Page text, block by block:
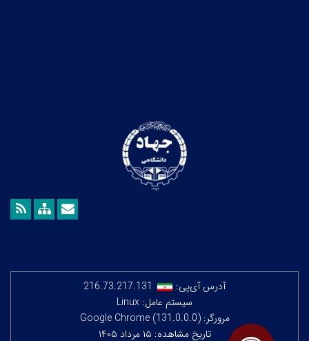
آدرس آی‌پی:
216.73.217.131
سیستم عامل: Linux
مرورگر: Google Chrome (131.0.0.0)
تاریخ مشاهده: ۱۵ مرداد ۱۴۰۵